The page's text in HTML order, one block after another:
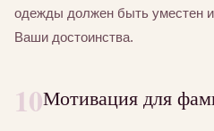
одежды должен быть уместен и
Ваши достоинства.
10Мотивация для